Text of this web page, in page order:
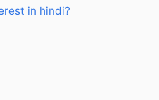
in hindi?